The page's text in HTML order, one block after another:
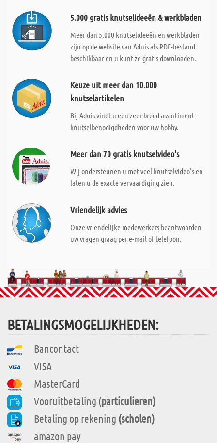
5.000 gratis knutselideeën & werkbladen
Meer dan 5.000 knutselideeën en werkbladen
zijn op de website van Aduis als PDF-bestand
beschikbaar en u kunt ze gratis downloaden.
Keuze uit meer dan 10.000
knutselartikelen
Bij Aduis vindt u een zeer breed assortiment
knutselbenodigdheden voor uw hobby.
Meer dan 70 gratis knutselvideo's
Wij ondersteunen u met veel knutselvideo's en
laten u de exacte vervaardiging zien.
Vriendelijk advies
Onze vriendelijke medewerkers beantwoorden
uw vragen graag per e-mail of telefoon.
BETALINGSMOGELIJKHEDEN:
Bancontact
VISA
MasterCard
Vooruitbetaling (particulieren)
Betaling op rekening (scholen)
amazon pay